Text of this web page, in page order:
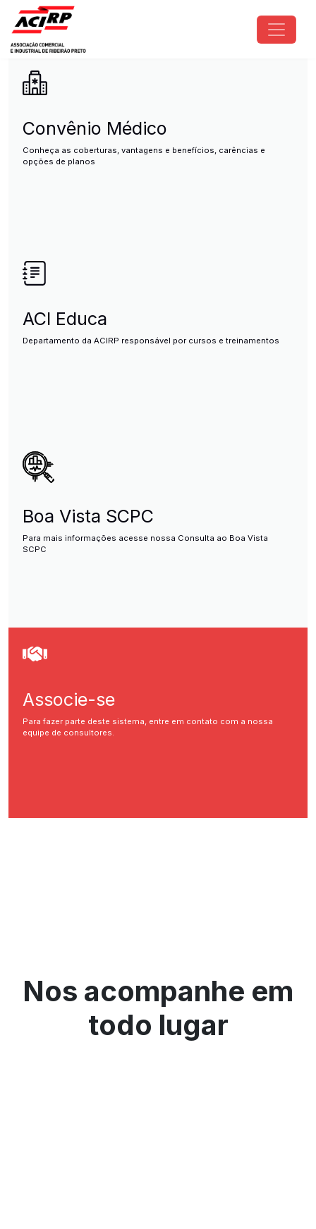
Pular para o conteúdo principal
ACIRP - Associação Comercial
Convênio Médico
Conheça as coberturas, vantagens e benefícios, carências e
opções de planos
ACI Educa
Departamento da ACIRP responsável por cursos e treinamentos
Boa Vista SCPC
Para mais informações acesse nossa Consulta ao Boa Vista
SCPC
Associe-se
Para fazer parte deste sistema, entre em contato com a nossa
equipe de consultores.
Nos acompanhe em
todo lugar